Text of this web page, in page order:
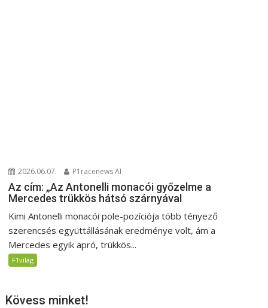
2026.06.07. P1racenews AI
Az cím: „Az Antonelli monacói győzelme a
Mercedes trükkös hátsó szárnyával
Kimi Antonelli monacói pole-pozíciója több tényező
szerencsés együttállásának eredménye volt, ám a
Mercedes egyik apró, trükkös...
F1világ
Kövess minket!